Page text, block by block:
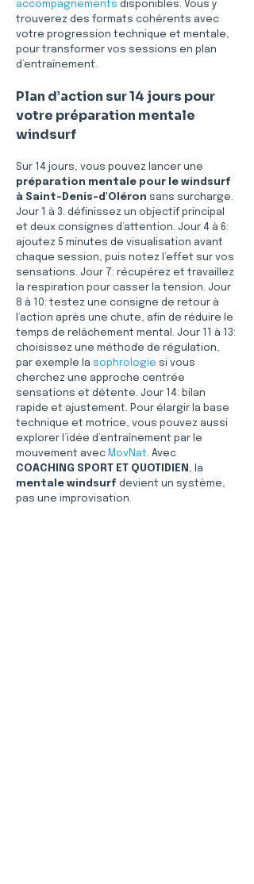
accompagnements disponibles. Vous y
trouverez des formats cohérents avec
votre progression technique et mentale,
pour transformer vos sessions en plan
d’entraînement.
Plan d’action sur 14 jours pour
votre préparation mentale
windsurf
Sur 14 jours, vous pouvez lancer une
préparation mentale pour le windsurf
à Saint-Denis-d'Oléron sans surcharge.
Jour 1 à 3: définissez un objectif principal
et deux consignes d’attention. Jour 4 à 6:
ajoutez 5 minutes de visualisation avant
chaque session, puis notez l’effet sur vos
sensations. Jour 7: récupérez et travaillez
la respiration pour casser la tension. Jour
8 à 10: testez une consigne de retour à
l’action après une chute, afin de réduire le
temps de relâchement mental. Jour 11 à 13:
choisissez une méthode de régulation,
par exemple la sophrologie si vous
cherchez une approche centrée
sensations et détente. Jour 14: bilan
rapide et ajustement. Pour élargir la base
technique et motrice, vous pouvez aussi
explorer l’idée d’entraînement par le
mouvement avec MovNat. Avec
COACHING SPORT ET QUOTIDIEN , la
mentale windsurf devient un système,
pas une improvisation.